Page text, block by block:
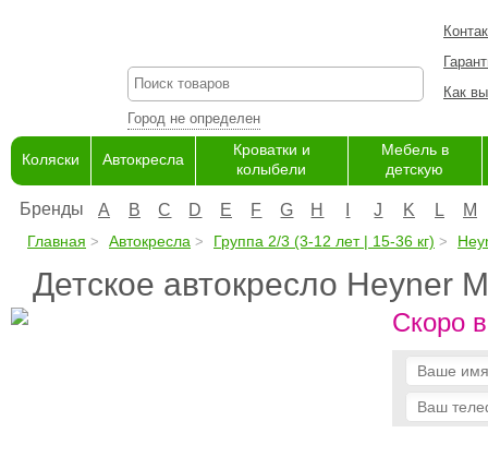
Город не определен
Как
Коляски Автокресла
Кроватки и
колыбели
Мебель в
детскую
Бренды A B C D E F G H J K L M
Главная Автокресла Группа 2/3 (3-12 лет | 15-36 кг)
Детское автокресло Heyner
Скоро